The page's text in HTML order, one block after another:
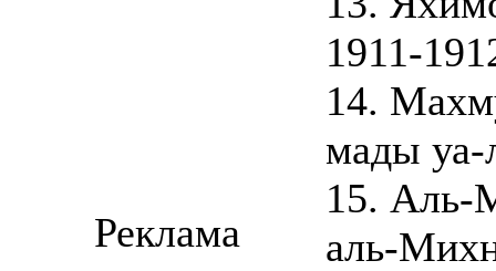
1911-
14.
мады уа-
15. Аль-
аль-
Реклама